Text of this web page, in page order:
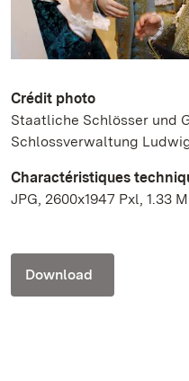
Crédit photo
Staatliche Schlösser und
Schlossverwaltung
Charactéristiques
JPG, 2600x1947 Pxl, 1.33
Download